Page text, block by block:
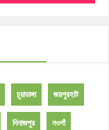
চুয়াডাঙ্গা জয়পুরহাট
দিনাজপুর নওগাঁ